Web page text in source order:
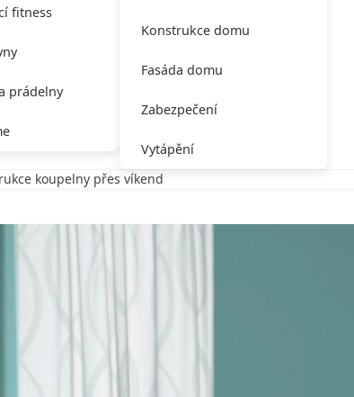
fitness
prádelny
Konstrukce domu
Fasáda domu
Zabezpečení
Vytápění
koupelny přes víkend